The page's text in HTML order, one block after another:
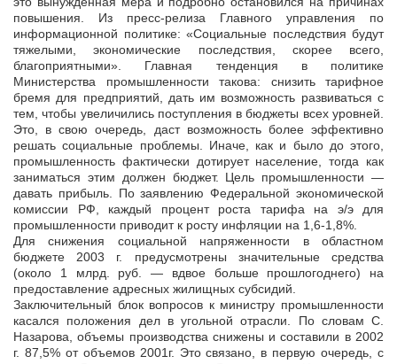
повышения. Из пресс-релиза Главного управления по
информационной политике: «Социальные последствия будут
тяжелыми, экономические последствия, скорее всего,
благоприятными». Главная тенденция в политике
Министерства промышленности такова: снизить тарифное
бремя для предприятий, дать им возможность развиваться с
тем, чтобы увеличились поступления в бюджеты всех уровней.
Это, в свою очередь, даст возможность более эффективно
решать социальные проблемы. Иначе, как и было до этого,
промышленность фактически дотирует население, тогда как
заниматься этим должен бюджет. Цель промышленности —
давать прибыль. По заявлению Федеральной экономической
комиссии РФ, каждый процент роста тарифа на э/э для
промышленности приводит к росту инфляции на 1,6-1,8%.
Для снижения социальной напряженности в областном
бюджете 2003 г. предусмотрены значительные средства
(около 1 млрд. руб. — вдвое больше прошлогоднего) на
предоставление адресных жилищных субсидий.
Заключительный блок вопросов к министру промышленности
касался положения дел в угольной отрасли. По словам С.
Назарова, объемы производства снижены и составили в 2002
г. 87,5% от объемов 2001г. Это связано, в первую очередь, с